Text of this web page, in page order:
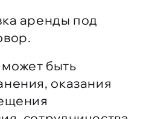
аренды под
быть
оказания